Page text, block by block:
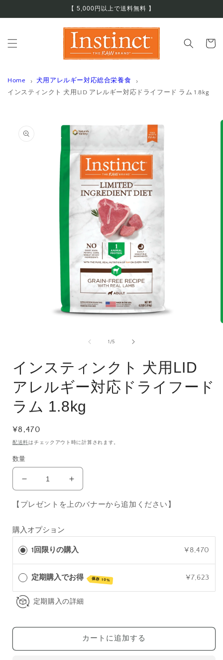
進む
【 5,000円以上で送料無料 】
ー
Home
犬用アレルギー対応総合栄養食
インスティンクト 犬用LID アレルギー対応ドライフード ラム 1.8kg
キップ
デ
ィ
ア
(1)
を
く
1 /の
5
インスティンクト 犬用LID
アレルギー対応ドライフード
ラム 1.8kg
通
常
価
格
¥8,470
配送料はチェックアウト時に計算されます。
数量
ス
ィ
ン
ク
犬
用
LID
レ
ギ
イ
ス
ン
ク
犬
用
LID
レ
ギ
【プレゼントを上のバナーから追加ください】
購入オプション
1回限りの購入 ¥8,470
定期購入でお得 保存 10% ¥7,623
定期購入の詳細
カートに追加する